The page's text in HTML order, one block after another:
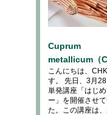
Cuprum
metallicum（
こんにちは、
す。 先日、3月
単発講座「はじ
ー」を開催させ
た。この講座は